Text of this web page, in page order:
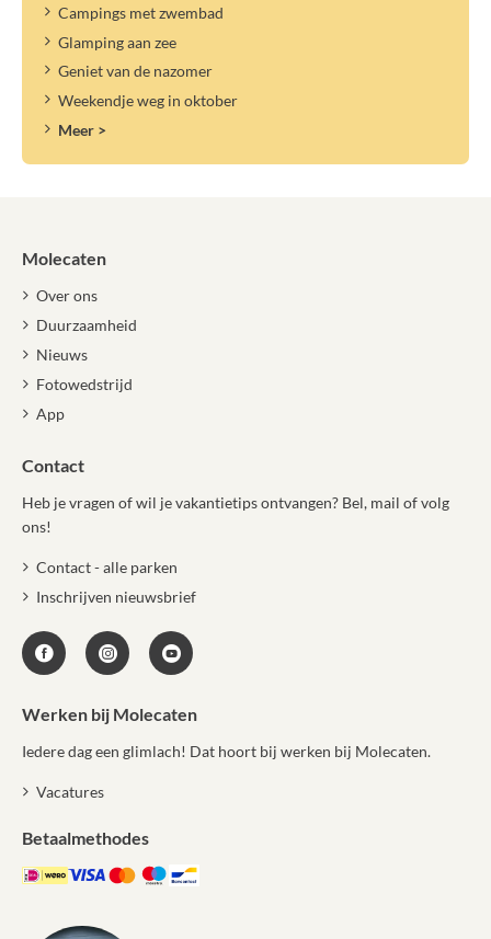
Campings met zwembad
Glamping aan zee
Geniet van de nazomer
Weekendje weg in oktober
Meer >
Molecaten
Over ons
Duurzaamheid
Nieuws
Fotowedstrijd
App
Contact
Heb je vragen of wil je vakantietips ontvangen? Bel, mail of volg
ons!
Contact - alle parken
Inschrijven nieuwsbrief
Werken bij Molecaten
Iedere dag een glimlach! Dat hoort bij werken bij Molecaten.
Vacatures
Betaalmethodes